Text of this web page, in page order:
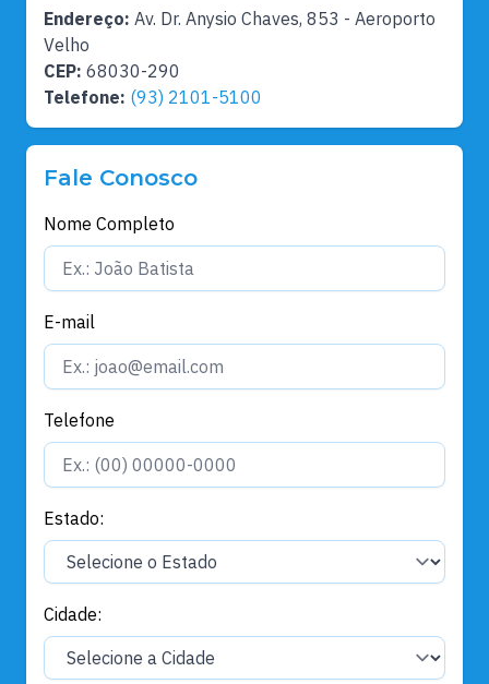
Endereço: Av. Dr. Anysio Chaves, 853 - Aeroporto
Velho
CEP: 68030-290
Telefone: (93) 2101-5100
Fale Conosco
Nome Completo
E-mail
Telefone
Estado:
Cidade: